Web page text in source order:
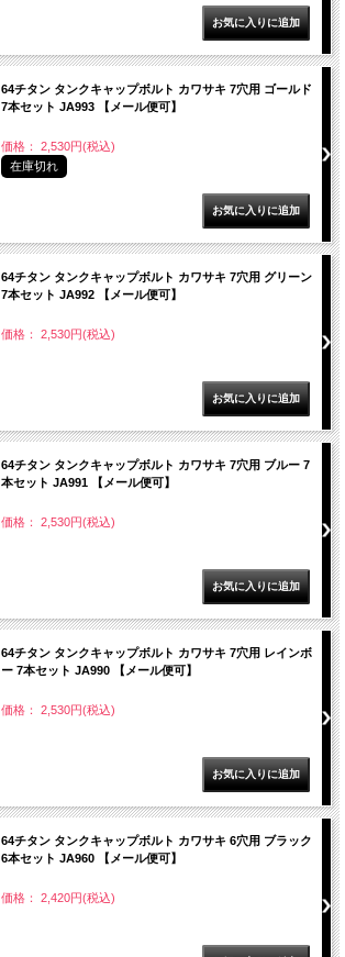
64チタン タンクキャップボルト カワサキ 7穴用 ゴールド
7本セット JA993 【メール便可】
価格： 2,530円(税込)
在庫切れ
64チタン タンクキャップボルト カワサキ 7穴用 グリーン
7本セット JA992 【メール便可】
価格： 2,530円(税込)
64チタン タンクキャップボルト カワサキ 7穴用 ブルー 7
本セット JA991 【メール便可】
価格： 2,530円(税込)
64チタン タンクキャップボルト カワサキ 7穴用 レインボ
ー 7本セット JA990 【メール便可】
価格： 2,530円(税込)
64チタン タンクキャップボルト カワサキ 6穴用 ブラック
6本セット JA960 【メール便可】
価格： 2,420円(税込)